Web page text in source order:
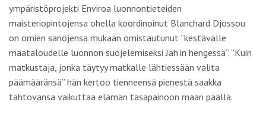
ympäristöprojekti Enviroa luonnontieteiden
maisteriopintojensa ohella koordinoinut Blanchard Djossou
on omien sanojensa mukaan omistautunut ”kestävälle
maataloudelle luonnon suojelemiseksi Jah’in hengessä”. ”Kuin
matkustaja, jonka täytyy matkalle lähtiessään valita
päämääränsä” hän kertoo tienneensä pienestä saakka
tahtovansa vaikuttaa elämän tasapainoon maan päällä.